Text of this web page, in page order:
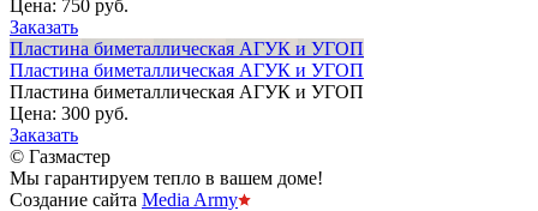
Цена: 750 руб.
Заказать
Пластина биметаллическая АГУК и УГОП
Пластина биметаллическая АГУК и УГОП
Пластина биметаллическая АГУК и УГОП
Цена: 300 руб.
Заказать
© Газмастер
Мы гарантируем тепло в вашем доме!
Создание сайта Media Army